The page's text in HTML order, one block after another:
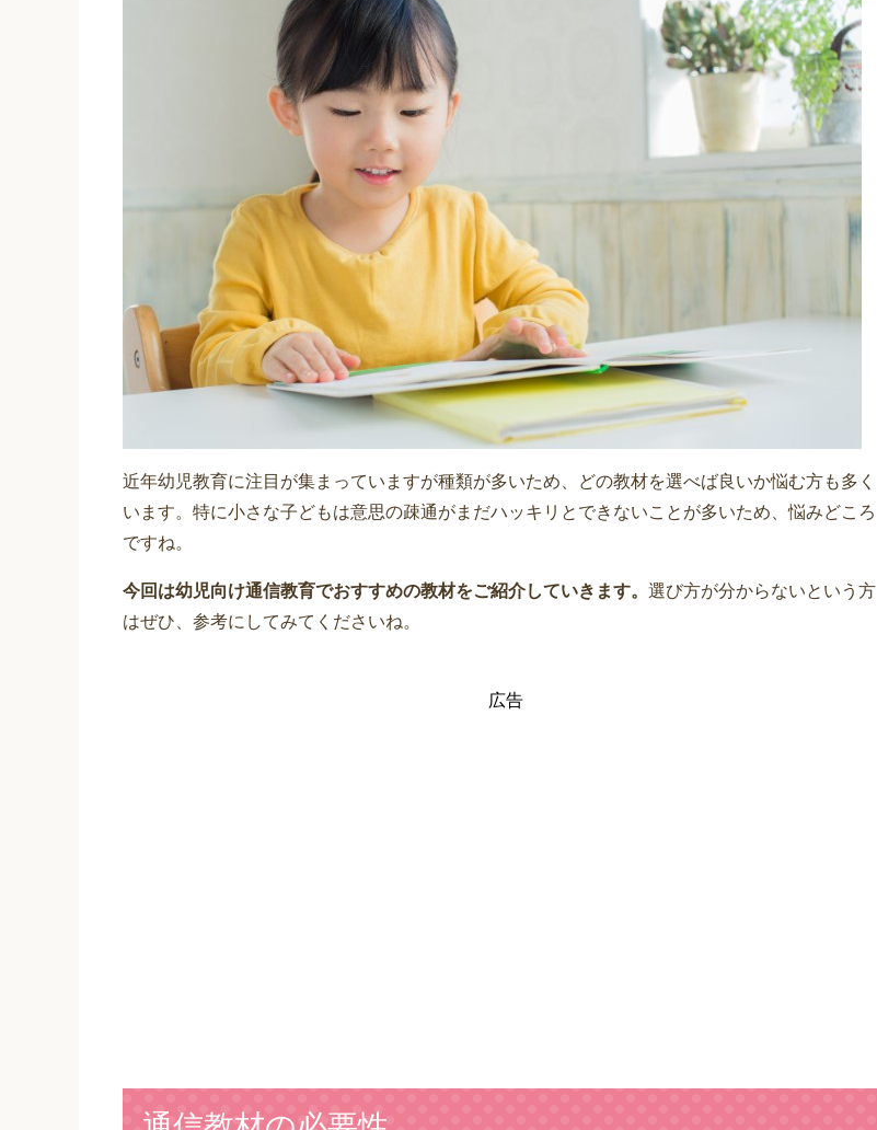
近年幼児教育に注目が集まっていますが種類が多いため、どの教材を選べば良いか悩む方も多く
います。特に小さな子どもは意思の疎通がまだハッキリとできないことが多いため、悩みどころ
ですね。
今回は幼児向け通信教育でおすすめの教材をご紹介していきます。 選び方が分からないという方
はぜひ、参考にしてみてくださいね。
広告